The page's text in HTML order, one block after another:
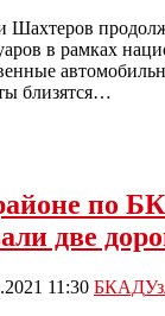
Шахтеров
в рамках
близятся…
по
две
11:30 БКАД